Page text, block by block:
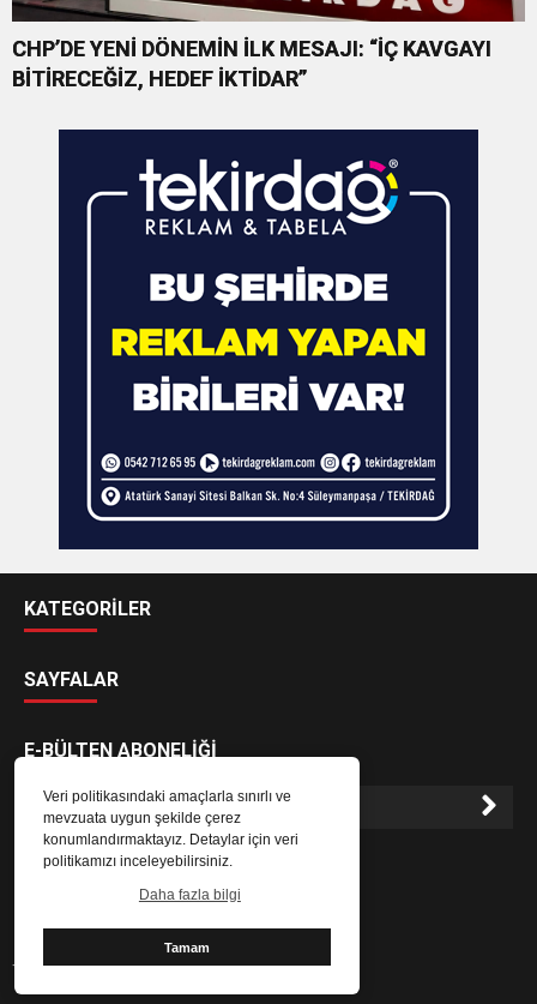
Veri politikasındaki amaçlarla sınırlı ve
mevzuata uygun şekilde çerez
konumlandırmaktayız. Detaylar için veri
politikamızı inceleyebilirsiniz.
Daha fazla bilgi
Tamam
CHP’DE YENİ DÖNEMİN İLK MESAJI: “İÇ KAVGAYI
BİTİRECEĞİZ, HEDEF İKTİDAR”
KATEGORİLER
SAYFALAR
E-BÜLTEN ABONELİĞİ
E-Bülten aboneliği ile haberlere daha hızlı erişin.
Tekirdağ Canlı Haber